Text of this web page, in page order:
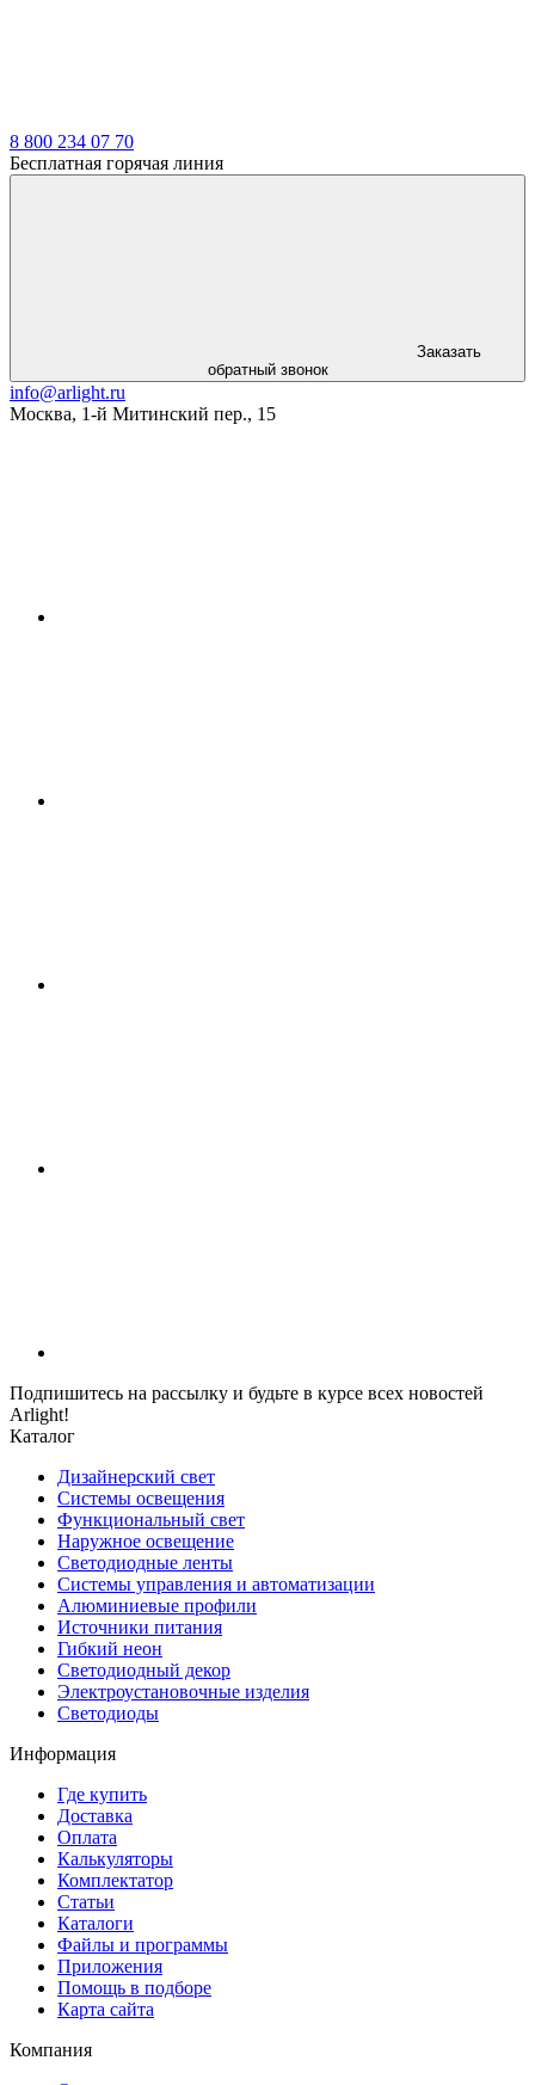
8 800 234 07 70
Бесплатная горячая линия
Заказать
обратный звонок
info@arlight.ru
Москва, 1-й Митинский пер., 15
Подпишитесь на рассылку и будьте в курсе всех новостей
Arlight!
Каталог
Дизайнерский свет
Системы освещения
Функциональный свет
Наружное освещение
Светодиодные ленты
Системы управления и автоматизации
Алюминиевые профили
Источники питания
Гибкий неон
Светодиодный декор
Электроустановочные изделия
Светодиоды
Информация
Где купить
Доставка
Оплата
Калькуляторы
Комплектатор
Статьи
Каталоги
Файлы и программы
Приложения
Помощь в подборе
Карта сайта
Компания